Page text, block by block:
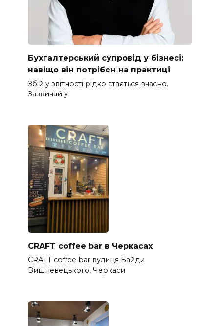
Бухгалтерський супровід у бізнесі:
навіщо він потрібен на практиці
Збій у звітності рідко стається вчасно.
Зазвичай у
CRAFT coffee bar в Черкасах
CRAFT coffee bar вулиця Байди
Вишневецького, Черкаси